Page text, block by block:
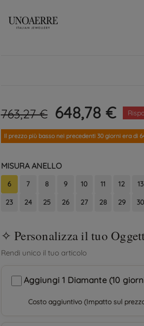
763,27 € 648,78 €
Il prezzo più basso nei precedenti 30 giorni era di
MISURA ANELLO
6 7 8 9 10 11 12 13
23 24 25 26 27 28 29 30
Aggiungi 1 Diamante (10
Costo aggiuntivo (Impatto sul